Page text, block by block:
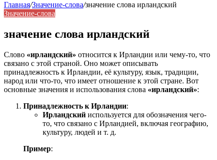
Главная/Значение-слова/значение слова ирландский
Значение-слова
значение слова ирландский
Слово «ирландский» относится к Ирландии или чему-то, что
связано с этой страной. Оно может описывать
принадлежность к Ирландии, её культуру, язык, традиции,
народ или что-то, что имеет отношение к этой стране. Вот
основные значения и использования слова «ирландский»:
Принадлежность к Ирландии:
Ирландский используется для обозначения чего-
то, что связано с Ирландией, включая географию,
культуру, людей и т. д.
Пример: